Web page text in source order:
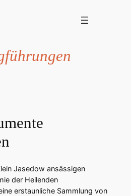
Jasedow ansässigen
der Heilenden
erstaunliche Sammlung von